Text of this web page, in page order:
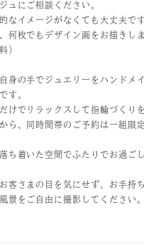
ュにご相談ください。
なイメージがなくても大丈夫で
何枚でもデザイン画をお描きし
）
身の手でジュエリーをハンドメ
です。
けでリラックスして指輪づくり
ら、同時間帯のご予約は一組限
ち着いた空間でふたりでお過ご
客さまの目を気にせず、お手持
景をご自由に撮影してください。